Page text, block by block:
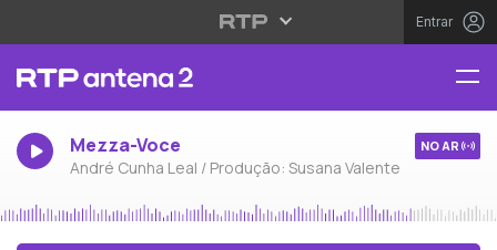
Entrar
Mezza-Voce
André Cunha Leal / Produção: Susana Valente
NO AR